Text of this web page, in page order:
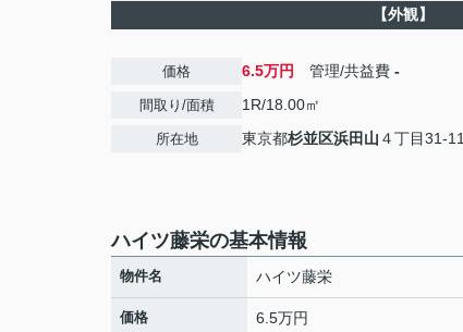
【外観】
価格 6.5万円 管理/共益費 -
間取り/面積 1R/18.00㎡
所在地 東京都杉並区浜田山 ４丁目31-11
ハイツ藤栄の基本情報
物件名 ハイツ藤栄
価格 6.5万円